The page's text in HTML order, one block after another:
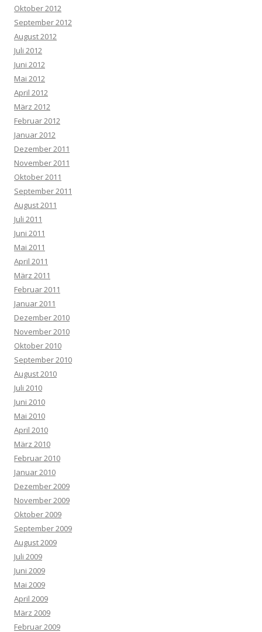
Oktober 2012
September 2012
August 2012
Juli 2012
Juni 2012
Mai 2012
April 2012
März 2012
Februar 2012
Januar 2012
Dezember 2011
November 2011
Oktober 2011
September 2011
August 2011
Juli 2011
Juni 2011
Mai 2011
April 2011
März 2011
Februar 2011
Januar 2011
Dezember 2010
November 2010
Oktober 2010
September 2010
August 2010
Juli 2010
Juni 2010
Mai 2010
April 2010
März 2010
Februar 2010
Januar 2010
Dezember 2009
November 2009
Oktober 2009
September 2009
August 2009
Juli 2009
Juni 2009
Mai 2009
April 2009
März 2009
Februar 2009